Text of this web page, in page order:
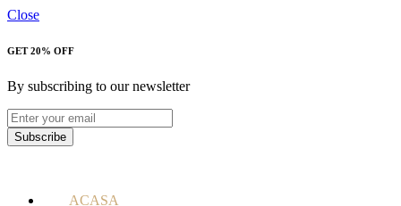
Close
GET 20% OFF
By subscribing to our newsletter
Subscribe
ACASA